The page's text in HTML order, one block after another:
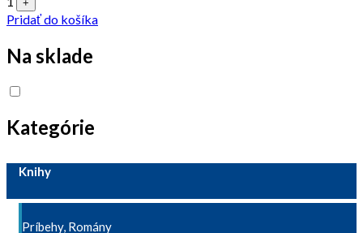
+
Pridať do košíka
Na sklade
Kategórie
Knihy
Príbehy, Romány